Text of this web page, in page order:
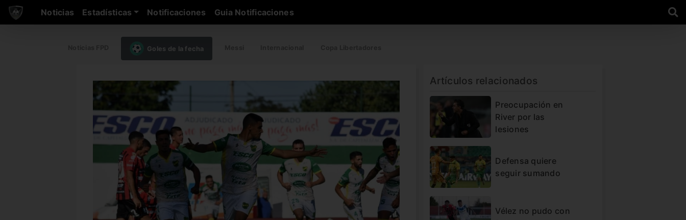
Noticias Estadísticas Notificaciones Guia Notificaciones
Goles de la fecha
Artículos relacionados
Preocupación en
River por las
lesiones
Defensa quiere
seguir sumando
Vélez no pudo con